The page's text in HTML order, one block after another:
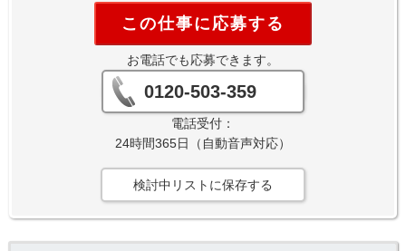
この仕事に応募する
お電話でも応募できます。
0120-503-359
電話受付：
24時間365日（自動音声対応）
検討中リストに保存する